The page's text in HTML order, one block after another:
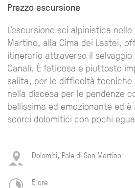
Prezzo escursione
L’escursione sci alpinistica nelle
Martino, alla Cima dei Lastei,
itinerario attraverso il selvaggio
Canali. È faticosa e piuttosto
salita, per le difficoltà tecniche
nella discesa per le pendenze
bellissima ed emozionante ed
scorci dolomitici con pochi
Dolomiti, Pale di San Martino
5 ore